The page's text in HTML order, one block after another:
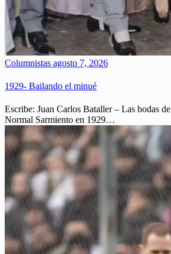
Columnistas agosto 7, 2026
1929- Bailando el minué
Escribe: Juan Carlos Bataller – Las bodas
Normal Sarmiento en 1929…